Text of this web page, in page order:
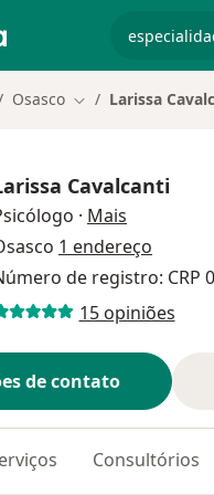
Osasco Mudar de cidade
Larissa
Cavalcanti
· Mais
1 endereço
de registro: CRP
15 opiniões
de contato
Consultórios